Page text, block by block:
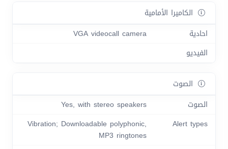
الكاميرا الأمامية
احادية
VGA videocall camera
الفيديو
الصوت
الصوت
Yes, with stereo speakers
Alert types
Vibration; Downloadable polyphonic,
MP3 ringtones